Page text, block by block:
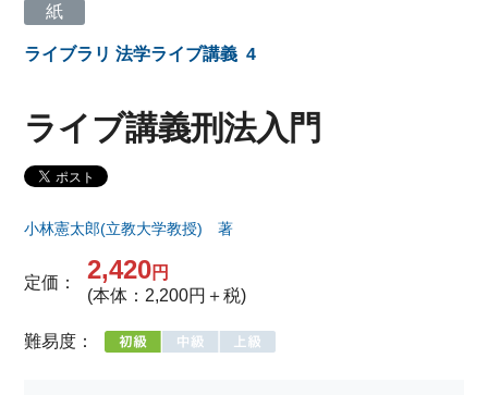
紙
ライブラリ 法学ライブ講義 4
ライブ講義刑法入門
小林憲太郎(立教大学教授) 著
定価： 2,420円
(本体：2,200円＋税)
難易度：